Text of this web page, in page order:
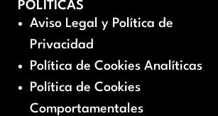
POLÍTICAS
Aviso Legal y Política de
Privacidad
Política de Cookies Analíticas
Política de Cookies
Comportamentales